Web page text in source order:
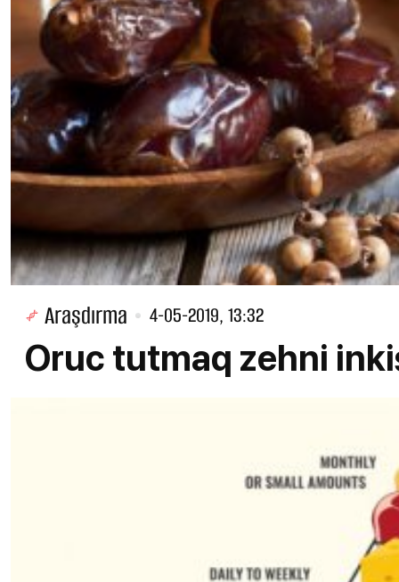
Araşdırma 4-05-2019, 13:32
Oruc tutmaq zehni